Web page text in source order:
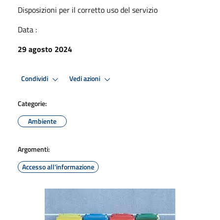
Disposizioni per il corretto uso del servizio
Data :
29 agosto 2024
Condividi Vedi azioni
Categorie:
Ambiente
Argomenti:
Accesso all'informazione